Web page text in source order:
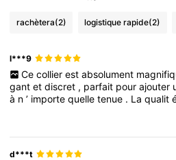
rachètera(2) logistique rapide(2)
l***9
Ce collier est absolument
gantetdiscret , parfait pourajouter
à n’ importequelletenue . Laqualit
d***t